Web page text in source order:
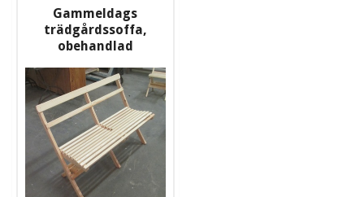
Gammeldags
trädgårdssoffa,
obehandlad